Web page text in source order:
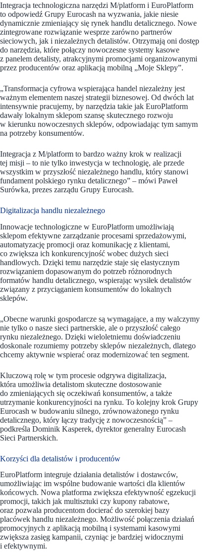
Integracja technologiczna narzędzi M/platform i EuroPlatform
to odpowiedź Grupy Eurocash na wyzwania, jakie niesie
dynamicznie zmieniający się rynek handlu detalicznego. Nowe
zintegrowane rozwiązanie wesprze zarówno partnerów
sieciowych, jak i niezależnych detalistów. Otrzymają oni dostęp
do narzędzia, które połączy nowoczesne systemy kasowe
z panelem detalisty, atrakcyjnymi promocjami organizowanymi
przez producentów oraz aplikacją mobilną „Moje Sklepy”.
„Transformacja cyfrowa wspierająca handel niezależny jest
ważnym elementem naszej strategii biznesowej. Od dwóch lat
intensywnie pracujemy, by narzędzia takie jak EuroPlatform
dawały lokalnym sklepom szansę skutecznego rozwoju
w kierunku nowoczesnych sklepów, odpowiadając tym samym
na potrzeby konsumentów.
Integracja z M/platform to bardzo ważny krok w realizacji
tej misji – to nie tylko inwestycja w technologię, ale przede
wszystkim w przyszłość niezależnego handlu, który stanowi
fundament polskiego rynku detalicznego” – mówi Paweł
Surówka, prezes zarządu Grupy Eurocash.
Digitalizacja handlu niezależnego
Innowacje technologiczne w EuroPlatform umożliwiają
sklepom efektywne zarządzanie procesami sprzedażowymi,
automatyzację promocji oraz komunikację z klientami,
co zwiększa ich konkurencyjność wobec dużych sieci
handlowych. Dzięki temu narzędzie staje się elastycznym
rozwiązaniem dopasowanym do potrzeb różnorodnych
formatów handlu detalicznego, wspierając wysiłek detalistów
związany z przyciąganiem konsumentów do lokalnych
sklepów.
„Obecne warunki gospodarcze są wymagające, a my walczymy
nie tylko o nasze sieci partnerskie, ale o przyszłość całego
rynku niezależnego. Dzięki wieloletniemu doświadczeniu
doskonale rozumiemy potrzeby sklepów niezależnych, dlatego
chcemy aktywnie wspierać oraz modernizować ten segment.
Kluczową rolę w tym procesie odgrywa digitalizacja,
która umożliwia detalistom skuteczne dostosowanie
do zmieniających się oczekiwań konsumentów, a także
utrzymanie konkurencyjności na rynku. To kolejny krok Grupy
Eurocash w budowaniu silnego, zrównoważonego rynku
detalicznego, który łączy tradycję z nowoczesnością” –
podkreśla Dominik Kasperek, dyrektor generalny Eurocash
Sieci Partnerskich.
Korzyści dla detalistów i producentów
EuroPlatform integruje działania detalistów i dostawców,
umożliwiając im wspólne budowanie wartości dla klientów
końcowych. Nowa platforma zwiększa efektywność egzekucji
promocji, takich jak multisztuki czy kupony rabatowe,
oraz pozwala producentom docierać do szerokiej bazy
placówek handlu niezależnego. Możliwość połączenia działań
promocyjnych z aplikacją mobilną i systemami kasowymi
zwiększa zasięg kampanii, czyniąc je bardziej widocznymi
i efektywnymi.